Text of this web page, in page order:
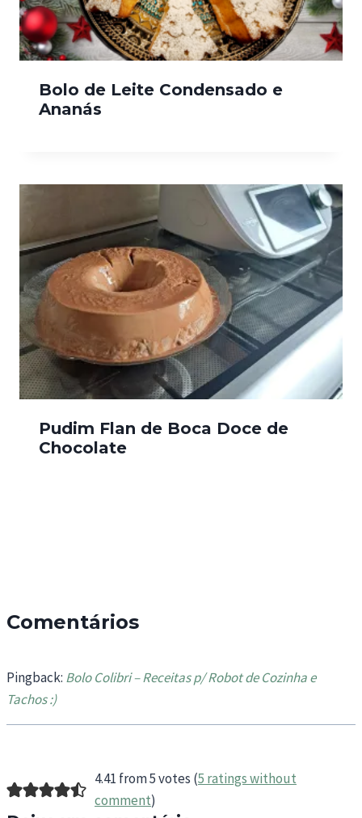
Bolo de Leite Condensado e
Ananás
Pudim Flan de Boca Doce de
Chocolate
Comentários
Pingback: Bolo Colibri – Receitas p/ Robot de Cozinha e
Tachos :)
4.41 from 5 votes (5 ratings without
comment)